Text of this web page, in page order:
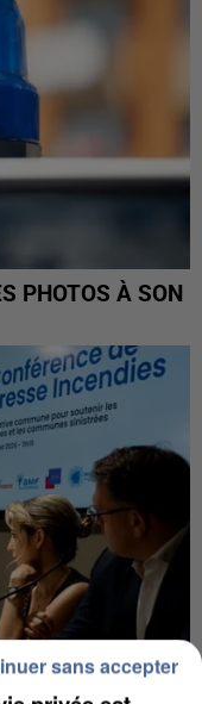
PHOTOS À SON
sans accepter